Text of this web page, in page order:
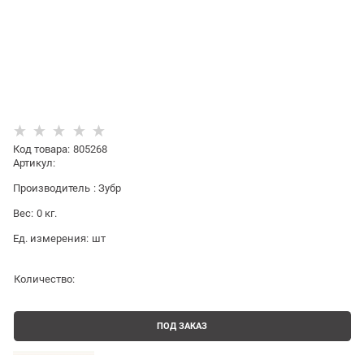
Код товара: 805268
Артикул:
Производитель : Зубр
Вес: 0 кг.
Ед. измерения: шт
Количество:
ПОД ЗАКАЗ